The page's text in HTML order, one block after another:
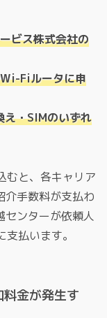
ビス株式会社の
Fiルータに申
・SIMのいずれ
むと、各キャリア
手数料が支払わ
ンターが依頼人
払います。
金が発生す